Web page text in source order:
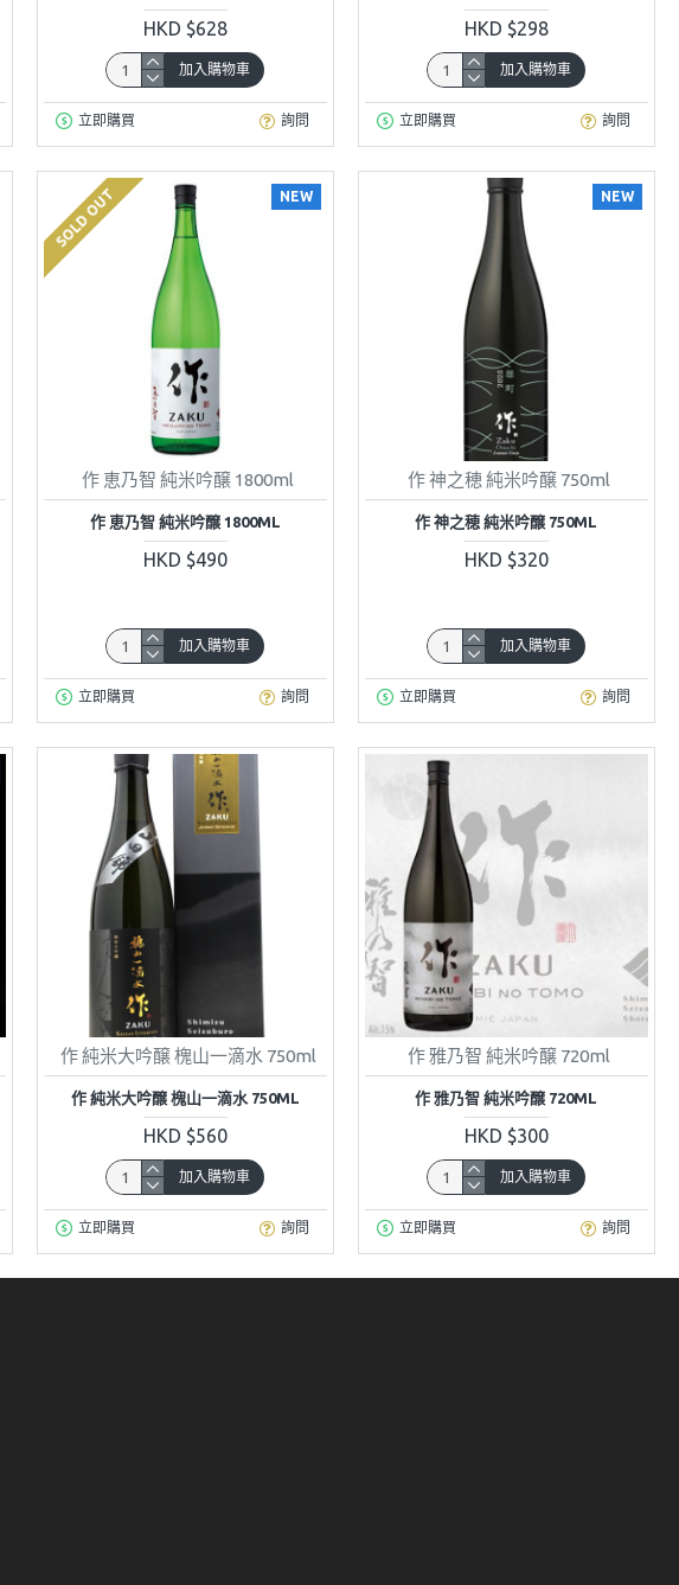
HKD $628
加入購物車
立即購買 詢問
HKD $298
加入購物車
立即購買 詢問
NEW
SOLD OUT
作 恵乃智 純米吟醸 1800ml
作 恵乃智 純米吟醸 1800ML
HKD $490
加入購物車
立即購買 詢問
NEW
作 神之穂 純米吟醸 750ml
作 神之穂 純米吟醸 750ML
HKD $320
加入購物車
立即購買 詢問
作 純米大吟醸 槐山一滴水 750ml
作 純米大吟醸 槐山一滴水 750ML
HKD $560
加入購物車
立即購買 詢問
作 雅乃智 純米吟醸 720ml
作 雅乃智 純米吟醸 720ML
HKD $300
加入購物車
立即購買 詢問